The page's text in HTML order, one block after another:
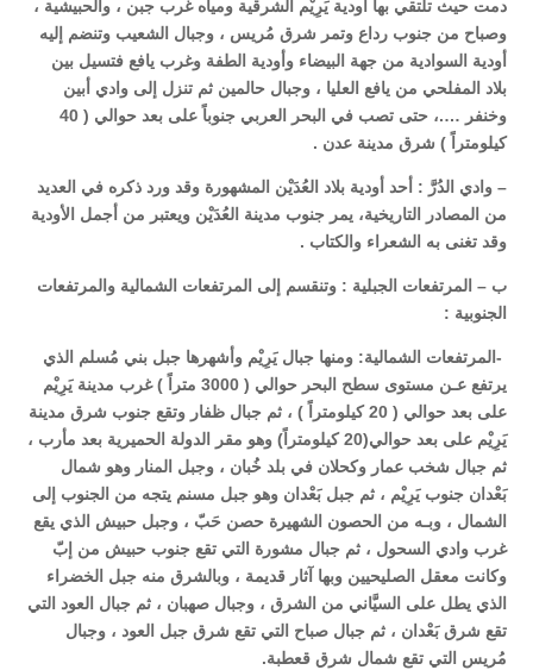
دمت حيث تلتقي بها أودية يَرِيْم الشرقية ومياه غرب جبن ، والحبيشية ،
وصباح من جنوب رداع وتمر شرق مُريس ، وجبال الشعيب وتنضم إليه
أودية السوادية من جهة البيضاء وأودية الطفة وغرب يافع فتسيل بين
بلاد المفلحي من يافع العليا ، وجبال حالمين ثم تنزل إلى وادي أبين
وخنفر ….، حتى تصب في البحر العربي جنوباً على بعد حوالي ( 40
كيلومتراً ) شرق مدينة عدن .
– وادي الدُرَّ : أحد أودية بلاد العُدَيْن المشهورة وقد ورد ذكره في العديد
من المصادر التاريخية، يمر جنوب مدينة العُدَيْن ويعتبر من أجمل الأودية
وقد تغنى به الشعراء والكتاب .
ب – المرتفعات الجبلية : وتنقسم إلى المرتفعات الشمالية والمرتفعات
الجنوبية :
-المرتفعات الشمالية: ومنها جبال يَرِيْم وأشهرها جبل بني مُسلم الذي
يرتفع عـن مستوى سطح البحر حوالي ( 3000 متراً ) غرب مدينة يَرِيْم
على بعد حوالي ( 20 كيلومتراً ) ، ثم جبال ظفار وتقع جنوب شرق مدينة
يَرِيْم على بعد حوالي(20 كيلومتراً) وهو مقر الدولة الحميرية بعد مأرب ،
ثم جبال شخب عمار وكحلان في بلد خُبان ، وجبل المنار وهو شمال
بَعْدان جنوب يَرِيْم ، ثم جبل بَعْدان وهو جبل مسنم يتجه من الجنوب إلى
الشمال ، وبـه من الحصون الشهيرة حصن حَبّ ، وجبل حبيش الذي يقع
غرب وادي السحول ، ثم جبال مشورة التي تقع جنوب حبيش من إبّ
وكانت معقل الصليحيين وبها آثار قديمة ، وبالشرق منه جبل الخضراء
الذي يطل على السيَّاني من الشرق ، وجبال صهبان ، ثم جبال العود التي
تقع شرق بَعْدان ، ثم جبال صباح التي تقع شرق جبل العود ، وجبال
مُريس التي تقع شمال شرق قعطبة.